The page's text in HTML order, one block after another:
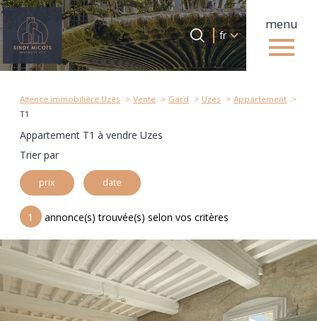
menu
Langue
fr
Accueil 0 Langue
fr
Agence immobilière Uzès Vente Gard Uzes
Appartement
T1
Appartement T1 à vendre Uzes
Trier par
prix date
1 annonce(s) trouvée(s) selon vos critères